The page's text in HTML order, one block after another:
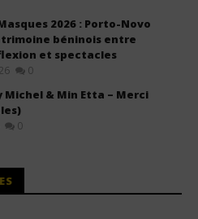
2026 : Porto-Novo
béninois entre
et spectacles
0
Michel & Min Etta – Merci
0